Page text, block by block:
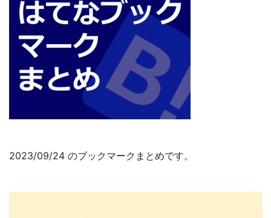
2023/09/24 のブックマークまとめです。